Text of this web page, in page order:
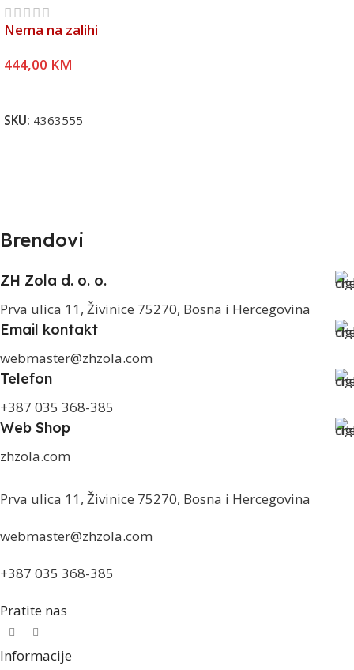
Nema na zalihi
444,00 KM
SKU: 4363555
Brendovi
ZH Zola d. o. o.
Prva ulica 11, Živinice 75270, Bosna i Hercegovina
Email kontakt
webmaster@zhzola.com
Telefon
+387 035 368-385
Web Shop
zhzola.com
Prva ulica 11, Živinice 75270, Bosna i Hercegovina
webmaster@zhzola.com
+387 035 368-385
Pratite nas
Informacije